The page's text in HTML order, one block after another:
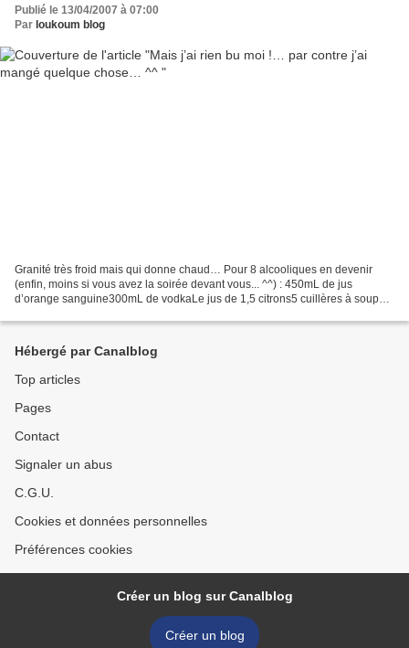
Publié le 13/04/2007 à 07:00
Par loukoum blog
Granité très froid mais qui donne chaud… Pour 8 alcooliques en devenir
(enfin, moins si vous avez la soirée devant vous... ^^) : 450mL de jus
d’orange sanguine300mL de vodkaLe jus de 1,5 citrons5 cuillères à soupe
Hébergé par Canalblog
Top articles
Pages
Contact
Signaler un abus
C.G.U.
Cookies et données personnelles
Préférences cookies
Créer un blog sur Canalblog
Créer un blog